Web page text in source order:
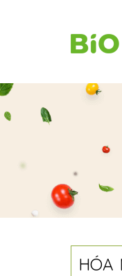
HÓA